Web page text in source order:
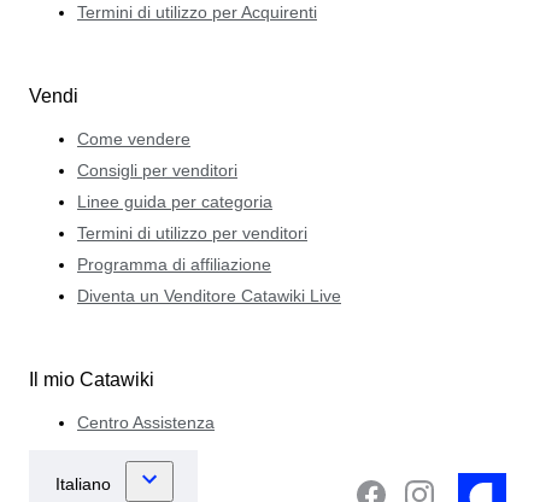
Termini di utilizzo per Acquirenti
Vendi
Come vendere
Consigli per venditori
Linee guida per categoria
Termini di utilizzo per venditori
Programma di affiliazione
Diventa un Venditore Catawiki Live
Il mio Catawiki
Centro Assistenza